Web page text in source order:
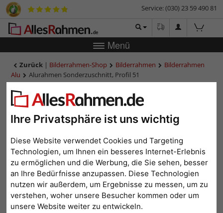
Ihre Privatsphäre ist uns wichtig
Diese Website verwendet Cookies und Targeting
Technologien, um Ihnen ein besseres Internet-Erlebnis
zu ermöglichen und die Werbung, die Sie sehen, besser
an Ihre Bedürfnisse anzupassen. Diese Technologien
nutzen wir außerdem, um Ergebnisse zu messen, um zu
verstehen, woher unsere Besucher kommen oder um
unsere Website weiter zu entwickeln.
Service: (030) 23 59 490 81
Menü
Zurück | Bilderrahmen-Shop Bilderrahmen
Bilderrahmen
Alu
Alurahmen Sonderzuschnitt, Profil 51
Alurahmen Sonderzuschnitt,
Profil 51